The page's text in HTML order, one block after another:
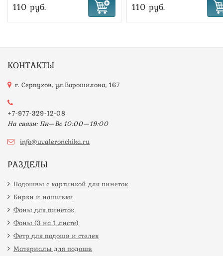
110 руб. 110 руб.
КОНТАКТЫ
г. Серпухов, ул.Ворошилова, 167
+7-977-329-12-08
На связи: Пн—Вс 10:00—19:00
info@uvaleronchika.ru
РАЗДЕЛЫ
Подошвы с картинкой для пинеток
Бирки и нашивки
Фоны для пинеток
Фоны (3 на 1 листе)
Фетр для подошв и стелек
Материалы для подошв